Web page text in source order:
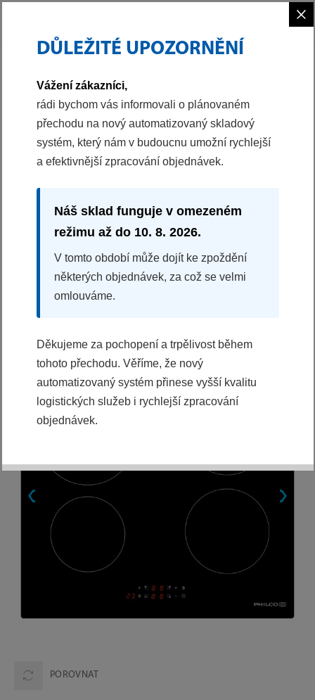
INDUKČNÍ VARNÁ DESKA
PHD 61 TB
100% na základě 1 recenzí
Dotykové ovládání
Automatická detekce nádobí
Historický produkt
POROVNAT
×
DŮLEŽITÉ UPOZORNĚNÍ
Vážení zákazníci,
rádi bychom vás informovali o plánovaném
přechodu na nový automatizovaný skladový
systém, který nám v budoucnu umožní rychlejší
a efektivnější zpracování objednávek.
Náš sklad funguje v omezeném
režimu až do 10. 8. 2026.
V tomto období může dojít ke zpoždění
některých objednávek, za což se velmi
omlouváme.
Děkujeme za pochopení a trpělivost během
tohoto přechodu. Věříme, že nový
automatizovaný systém přinese vyšší kvalitu
logistických služeb i rychlejší zpracování
objednávek.